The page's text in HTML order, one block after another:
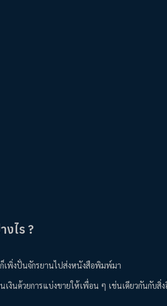
ไร ?
เพิ่งปั่นจักรยานไปส่งหนังสือพิมพ์มา
งินด้วยการแบ่งขายให้เพื่อน ๆ เช่นเดียวกันกับสิ่